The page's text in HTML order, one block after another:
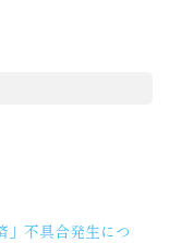
」不具合発生につ